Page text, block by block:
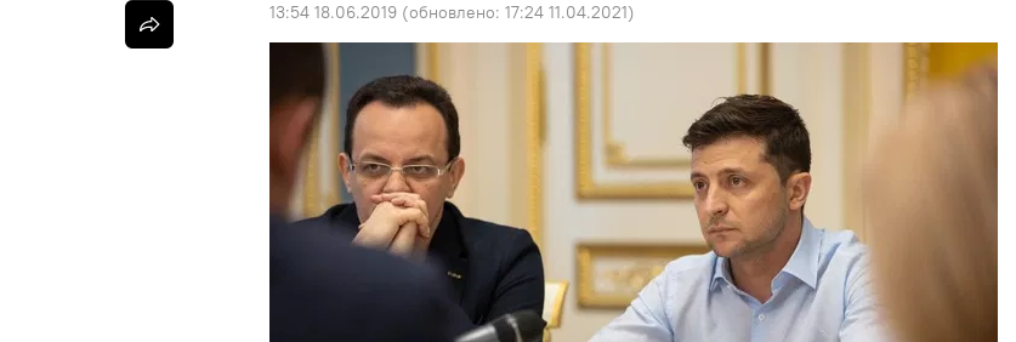
13:54 18.06.2019 (обновлено: 17:24 11.04.2021)